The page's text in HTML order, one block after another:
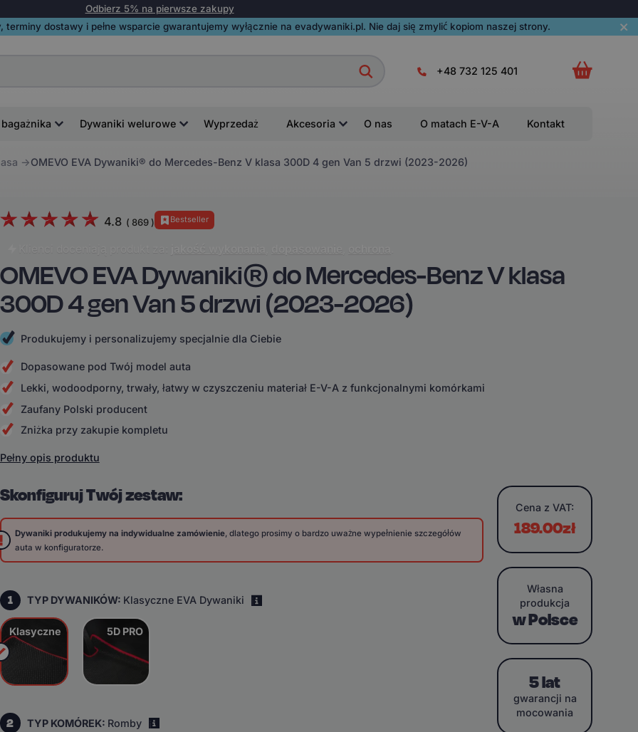
Odbierz 5% na pierwsze zakupy
dostawy i pełne wsparcie gwarantujemy wyłącznie na evadywaniki.pl. Nie daj się zmylić kopiom naszej strony.
+48 732 125 401
Dywaniki welurowe Wyprzedaż Akcesoria O nas O matach E-V-A Kontakt
OMEVO EVA Dywaniki® do Mercedes-Benz V klasa 300D 4 gen Van 5 drzwi (2023-2026)
4.8 ( 869) Bestseller
Klienci doceniają produkt za: jakość wykonania dopasowanie ochrona
OMEVO EVA Dywaniki® do Mercedes-Benz V klasa
300D 4 gen Van 5 drzwi (2023-2026)
Produkujemy i personalizujemy specjalnie dla Ciebie
Dopasowane pod Twój model auta
Lekki, wodoodporny, trwały, łatwy w czyszczeniu materiał E-V-A z funkcjonalnymi komórkami
Zaufany Polski producent
Zniżka przy zakupie kompletu
Pełny opis produktu
Skonfiguruj Twój zestaw:
Dywaniki produkujemy na indywidualne zamówienie, dlatego prosimy o bardzo uważne wypełnienie szczegółów
auta w konfiguratorze.
1 TYP DYWANIKÓW: Klasyczne EVA Dywaniki
Klasyczne 5D PRO
2 TYP KOMÓREK: Romby
Cena z VAT:
189.00zł
Własna
produkcja
w Polsce
5 lat
gwarancji na
mocowania